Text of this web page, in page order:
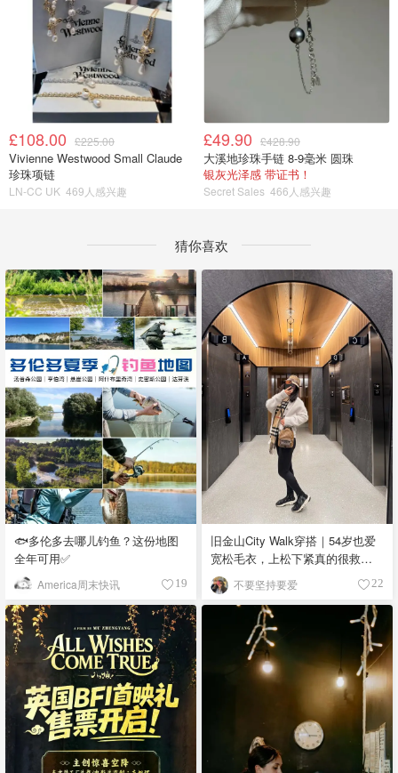
£108.00 £225.00
Vivienne Westwood Small Claude
珍珠项链
LN-CC UK 469人感兴趣
£49.90 £428.90
大溪地珍珠手链 8-9毫米 圆珠
银灰光泽感 带证书！
Secret Sales 466人感兴趣
猜你喜欢
🐟多伦多去哪儿钓鱼？这份地图
全年可用✅
America周末快讯 19
旧金山City Walk穿搭｜54岁也爱
宽松毛衣，上松下紧真的很救比
例
不要坚持要爱 22